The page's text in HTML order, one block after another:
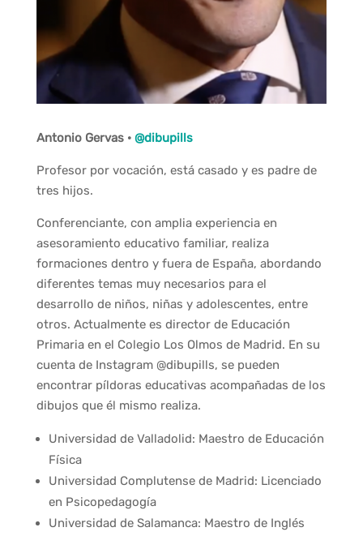
Antonio Gervas · @dibupills
Profesor por vocación, está casado y es padre de
tres hijos.
Conferenciante, con amplia experiencia en
asesoramiento educativo familiar, realiza
formaciones dentro y fuera de España, abordando
diferentes temas muy necesarios para el
desarrollo de niños, niñas y adolescentes, entre
otros. Actualmente es director de Educación
Primaria en el Colegio Los Olmos de Madrid. En su
cuenta de Instagram @dibupills, se pueden
encontrar píldoras educativas acompañadas de los
dibujos que él mismo realiza.
Universidad de Valladolid: Maestro de Educación
Física
Universidad Complutense de Madrid: Licenciado
en Psicopedagogía
Universidad de Salamanca: Maestro de Inglés